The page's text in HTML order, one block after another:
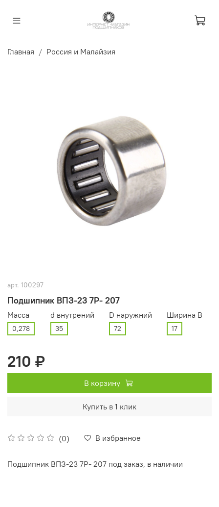
Главная Россия и Малайзия
арт. 100297
Подшипник ВПЗ-23 7Р- 207
(0) В избранное
Масса
0,278
d внутрений
35
D наружний
72
Ширина В
17
210 ₽
В корзину
Купить в 1 клик
Подшипник ВПЗ-23 7Р- 207 под заказ, в наличии